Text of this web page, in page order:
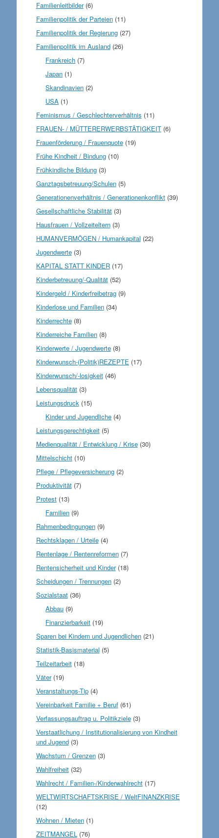
Familienleitbilder(6)
Familienpolitik der Parteien(11)
Familienpolitik der Regierung(27)
Familienpolitik im Ausland(26)
Frankreich (7)
Japan (1)
Skandinavien (2)
USA (1)
Feminismus / Geschlechterverhältnis (11)
FRAUEN- / MÜTTERERWERBSTÄTIGKEIT(6)
Frauenförderung / Frauenquote(19)
Frühe Kindheit / Bindung(10)
Frühkindliche Bildung(3)
Ganztagsbetreuung/Schulen(5)
Generationenverhältnis / Generationenkonflikt(39)
Gesellschaftliche Stabilität(3)
Hausfrauen / Vollzeiteltern(3)
HUMANVERMÖGEN / Humankapital (22)
Jugendwerte(3)
KAPITAL STATT KINDER(17)
Kinderbetreuung/-Qualität(52)
Kindergeld / Kinderfreibetrag(9)
Kinderlose und Familien(34)
Kinderrechte(8)
Kinderreiche Familien(8)
Kinderwerte / Jugendwerte(8)
Kinderwunsch-(Politik)REZEPTE (17)
Kinderwunsch/-losigkeit(46)
Lebensqualität(3)
Leistungsdruck(15)
Kinder und Jugendliche (4)
Leistungsgerechtigkeit(5)
Medienqualität / Entwicklung / Krise(30)
Mittelschicht(10)
Pflege / Pflegeversicherung(2)
Produktivität(7)
Protest(13)
Familien (9)
Rahmenbedingungen(9)
Rechtsklagen / Urteile(4)
Rentenlage / Rentenreformen(7)
Rentensicherheit und Kinder(18)
Scheidungen / Trennungen(2)
Sozialstaat(36)
Abbau (9)
Finanzierbarkeit (19)
Sparen bei Kindern und Jugendlichen(21)
Statistik-Basismaterial (5)
Teilzeitarbeit(18)
Väter(19)
Veranstaltungs-Tip(4)
Vereinbarkeit Familie + Beruf(61)
Verfassungsauftrag u. Politikziele(3)
Verstaatlichung / Institutionalisierung von Kindheit
und Jugend(3)
Wachstum / Grenzen(3)
Wahlfreiheit(32)
Wahlrecht / Familien-/Kinderwahlrecht(17)
WELTWIRTSCHAFTSKRISE / WeltFINANZKRISE
(12)
Wohnen / Mieten(1)
ZEITMANGEL(76)